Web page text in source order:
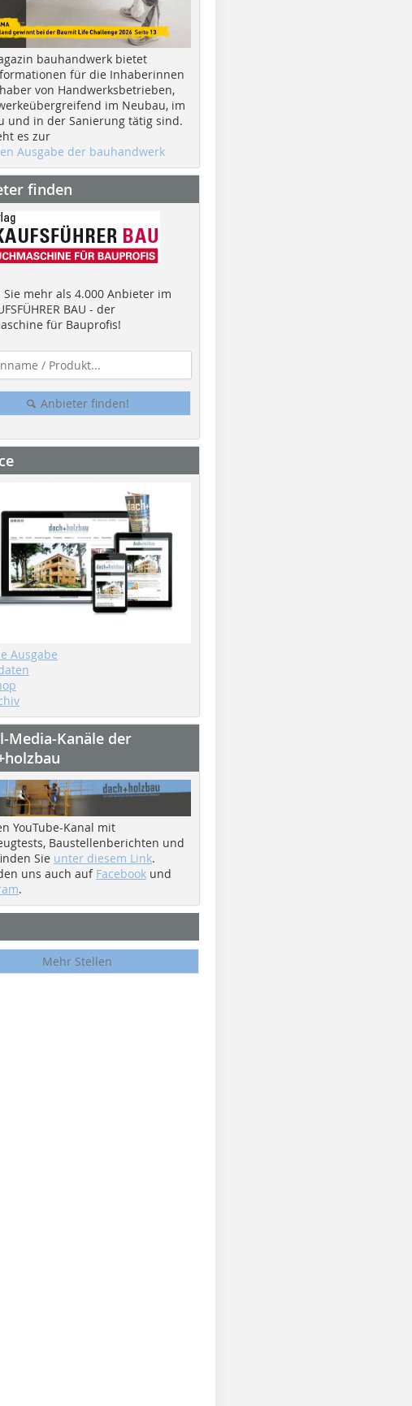
bauhandwerk bietet
für die Inhaberinnen
von Handwerksbetrieben,
im Neubau, im
und in der Sanierung tätig sind.
es zur
Ausgabe der bauhandwerk
finden
Sie mehr als 4.000 Anbieter im
BAU - der
für Bauprofis!
Anbieter finden!
Ausgabe
Media-Kanäle der
YouTube-Kanal mit
Baustellenberichten und
Sie unter diesem Link.
uns auch auf Facebook und
.
Mehr Stellen